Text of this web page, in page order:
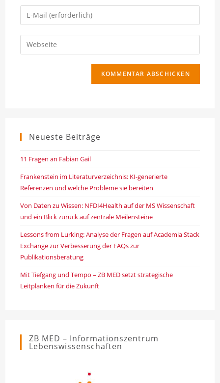
Namen
oder
zum
Kommentieren
Gib
deine
E-
Mail-
Gib
deine
Neueste Beiträge
11 Fragen an Fabian Gail
Frankenstein im Literaturverzeichnis: KI-generierte
Referenzen und welche Probleme sie bereiten
Von Daten zu Wissen: NFDI4Health auf der MS Wissenschaft
und ein Blick zurück auf zentrale Meilensteine
Lessons from Lurking: Analyse der Fragen auf Academia Stack
Exchange zur Verbesserung der FAQs zur
Publikationsberatung
Mit Tiefgang und Tempo – ZB MED setzt strategische
Leitplanken für die Zukunft
ZB MED – Informationszentrum
Lebenswissenschaften